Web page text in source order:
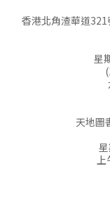
香港北角渣華道
星
天地圖
上